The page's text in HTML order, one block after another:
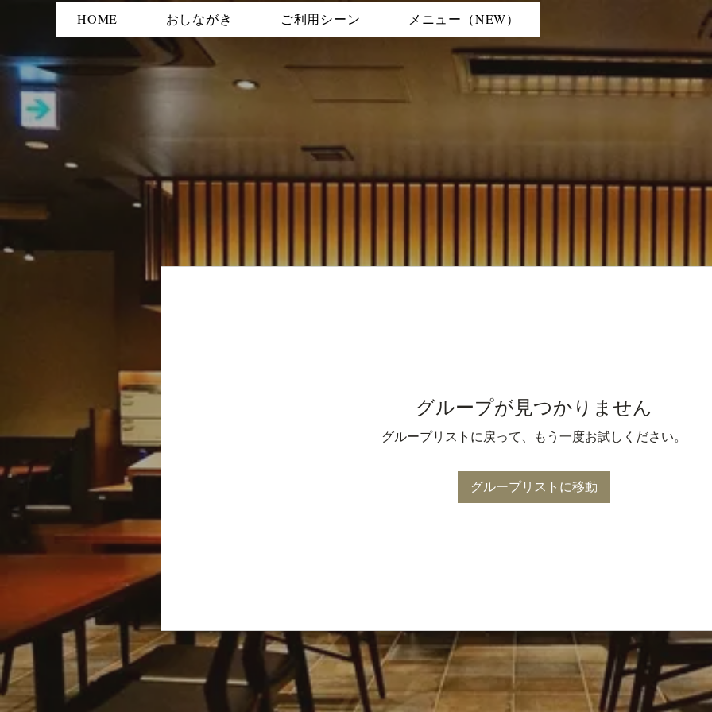
HOME おしながき ご利用シーン メニュー（NEW）
グループが見つかりません
グループリストに戻って、もう一度お試しください。
グループリストに移動